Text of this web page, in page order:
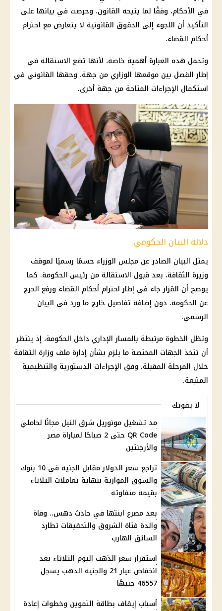
في الأحكام، وفقًا لما يتيحه القانون. وحرصت في بيانها على
التأكيد أن اللجوء إلى الحقوق القانونية لا يتعارض مع احترام
أحكام القضاء.
وتحمل هذه العبارة أهمية خاصة، لأنها تضع الاستقالة في
إطار الفصل بين موقعها الوزاري من جهة، وحقها القانوني في
استكمال الإجراءات المتاحة من جهة أخرى.
دلالة البيان الحكومي
يمثل البيان الصادر عن مجلس الوزراء حسمًا رسميًا لموقف
وزيرة الثقافة، بعد قبول الاستقالة من رئيس الحكومة. كما
يوضح أن القرار جاء في إطار احترام أحكام القضاء ورفع الحرج
عن الحكومة، دون إضافة تفاصيل خارج ما ورد في البيان
الرسمي.
وتظل الخطوة مرتبطة بالمسار الإداري داخل الحكومة، إذ ينتظر
أن تتخذ الجهات المختصة ما يلزم بشأن إدارة ملف وزارة الثقافة
خلال المرحلة المقبلة، وفق الإجراءات الدستورية والتنظيمية
المتبعة.
لا يفوتك
مد تشغيل مونوريل شرق النيل مجانًا لحاملي
QR Code حتى 2 صباحًا لمباراة مصر
والأرجنتين
تراجع سعر الدولار مقابل الجنيه في 10 بنوك
والسوق الموازية بنهاية تعاملات الثلاثاء
بقيمة متفاوتة
بعد مصرع ابنتها في حادث دهس.. وفاة
والدة فتاة الشروق والتحقيقات تطارد
السائق الهارب
استقرار سعر الذهب اليوم الثلاثاء بعد
انخفاض عيار 21 والجنيه الذهب يسجل
46557 جنيهًا
أسباب إيقاف بطاقة التموين وخطوات إعادة